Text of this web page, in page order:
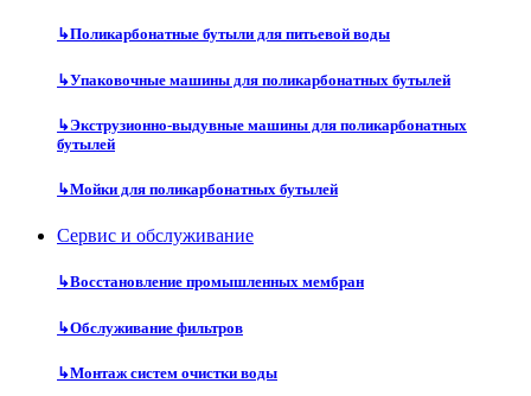
↳Поликарбонатные бутыли для питьевой воды
↳Упаковочные машины для поликарбонатных бутылей
↳Экструзионно-выдувные машины для поликарбонатных
бутылей
↳Мойки для поликарбонатных бутылей
Сервис и обслуживание
↳Восстановление промышленных мембран
↳Обслуживание фильтров
↳Монтаж систем очистки воды